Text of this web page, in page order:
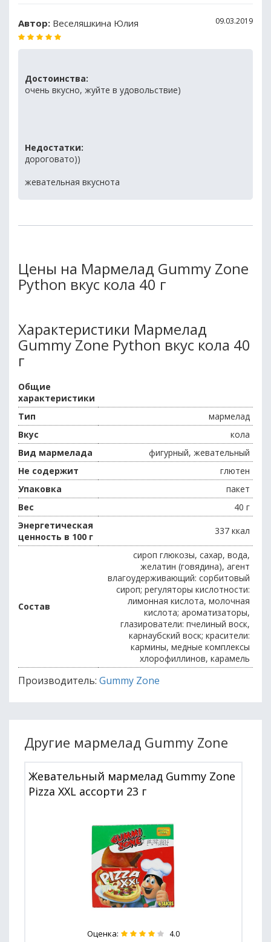
Автор: Веселяшкина Юлия 09.03.2019
Достоинства:
очень вкусно, жуйте в удовольствие)
Недостатки:
дороговато))
жевательная вкуснота
Цены на Мармелад Gummy Zone
Python вкус кола 40 г
Характеристики Мармелад
Gummy Zone Python вкус кола 40
г
Общие
характеристики
Тип
мармелад
Вкус
кола
Вид мармелада
фигурный, жевательный
Не содержит
глютен
Упаковка
пакет
Вес
40 г
Энергетическая
ценность в 100 г
337 ккал
Состав
сироп глюкозы, сахар, вода,
желатин (говядина), агент
влагоудерживающий: сорбитовый
сироп; регуляторы кислотности:
лимонная кислота, молочная
кислота; ароматизаторы,
глазирователи: пчелиный воск,
карнаубский воск; красители:
кармины, медные комплексы
хлорофиллинов, карамель
Производитель: Gummy Zone
Другие мармелад Gummy Zone
Жевательный мармелад Gummy Zone
Pizza XXL ассорти 23 г
Оценка: 4.0